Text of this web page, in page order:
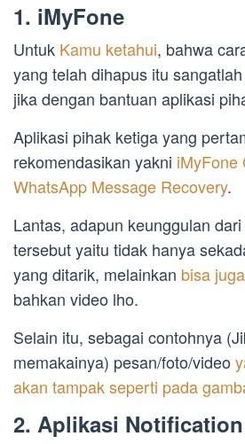
1. iMyFone
Untuk Kamu ketahui, bahwa
yang telah dihapus itu
jika dengan bantuan aplikasi
Aplikasi pihak ketiga yang
rekomendasikan yakni iMyFone
WhatsApp Message Recovery.
Lantas, adapun keunggulan
tersebut yaitu tidak hanya
yang ditarik, melainkan bisa
bahkan video lho.
Selain itu, sebagai contohnya
memakainya) pesan/foto/video
akan tampak seperti pada
2. Aplikasi